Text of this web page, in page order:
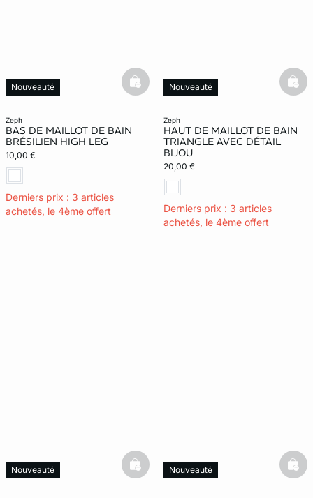
zeph
BAS DE MAILLOT DE BAIN
BRÉSILIEN HIGH LEG
10,00 €
Derniers prix : 3 articles
achetés, le 4ème offert
Nouveauté basketfull
zeph
HAUT DE MAILLOT DE BAIN
TRIANGLE AVEC DÉTAIL
BIJOU
20,00 €
Derniers prix : 3 articles
achetés, le 4ème offert
Nouveauté
Nouveauté basketfullNouveauté